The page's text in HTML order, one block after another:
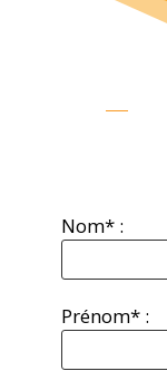
Nom* :
Prénom* :